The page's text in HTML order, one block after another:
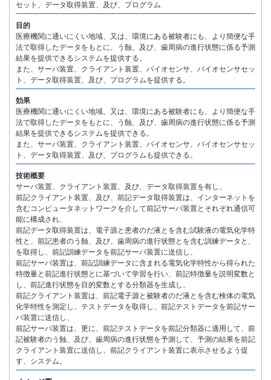
セット、データ取得装置、及び、プログラム
目的
医療機関に通いにくい地域、又は、環境にある被験者にも、より簡便な手
法で取得したデータをもとに、う蝕、及び、歯周病の進行状態に係る予測
結果を提供できるシステムを提供する。
また、サーバ装置、クライアント装置、バイオセンサ、バイオセンサセッ
ト、データ取得装置、及び、プログラムを提供する。
効果
医療機関に通いにくい地域、又は、環境にある被験者にも、より簡便な手
法で取得したデータをもとに、う蝕、及び、歯周病の進行状態に係る予測
結果を提供できるシステムを提供できる。
また、サーバ装置、クライアント装置、バイオセンサ、バイオセンサセッ
ト、データ取得装置、及び、プログラムも提供できる。
技術概要
サーバ装置、クライアント装置、及び、データ取得装置を有し、
前記クライアント装置、及び、前記データ取得装置は、インターネットを
含むコンピュータネットワークを介して前記サーバ装置とそれぞれ通信可
能に構成され、
前記データ取得装置は、電子源と患者のだ液とを含む試験液の電気化学特
性と、前記患者のう蝕、及び、歯周病の進行状態とを含む訓練データと、
を取得し、前記訓練データを前記サーバ装置に送信し、
前記サーバ装置は、前記訓練データに含まれる電気化学特性から得られた
特徴量と前記進行状態とに基づいて学習を行い、前記特徴量を説明変数と
し、前記進行状態を目的変数とする分類器を生成し、
前記クライアント装置は、前記電子源と被験者のだ液とを含む検体の電気
化学特性を測定し、テストデータを取得し、前記テストデータを前記サー
バ装置に送信し、
前記サーバ装置は、更に、前記テストデータを前記分類器に適用して、前
記被験者のう蝕、及び、歯周病の進行状態を予測して、予測の結果を前記
クライアント装置に送信し、前記クライアント装置に表示させるよう促
す、システム。